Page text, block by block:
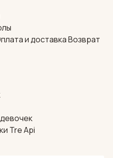
и доставкаВозврат
Tre Api